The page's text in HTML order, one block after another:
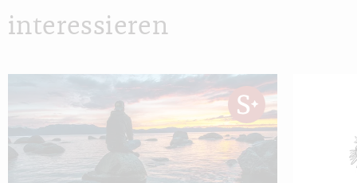
interessieren